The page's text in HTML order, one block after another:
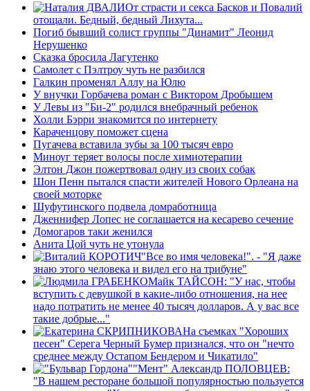
От страсти и секса Басков и Повалий
отощали. Бедный, бедный Лихута...
Погиб бывший солист группы "Динамит" Леонид
Нерушенко
Сказка бросила Лагутенко
Самолет с Пэлтроу чуть не разбился
Галкин променял Аллу на Юлю
У внучки Горбачева роман с Виктором Дробышем
У Левы из "Би-2" родился внебрачный ребенок
Холли Бэрри знакомится по интернету
Караченцову поможет cцена
Пугачева вставила зубы за 100 тысяч евро
Миноуг теряет волосы после химиотерапии
Элтон Джон пожертвовал одну из своих собак
Шон Пенн пытался спасти жителей Нового Орлеана на
своей моторке
Шуфутинского подвела домработница
Дженнифер Лопес не соглашается на кесарево сечение
Домогаров таки женился
Анита Цой чуть не утонула
"Все во имя человека!". - "Я даже
знаю этого человека и видел его на трибуне"
Майк ТАЙСОН: "У нас, чтобы
вступить с девушкой в какие-либо отношения, на нее
надо потратить не менее 40 тысяч долларов. А у вас все
такие добрые..."
На съемках "Хороших
песен" Серега Черный Бумер признался, что он "нечто
среднее между Остапом Бендером и Чикатило"
"Мент" Александр ПОЛОВЦЕВ:
"В нашем ресторане большой популярностью пользуется